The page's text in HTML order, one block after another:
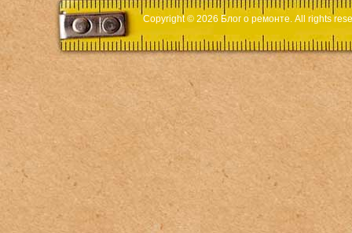
Copyright © 2026 Блог о ремонте. All rights